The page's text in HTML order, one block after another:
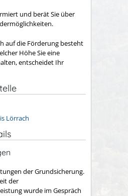
und berät Sie über
auf die Förderung besteht
Höhe Sie eine
entscheidet Ihr
Lörrach
der Grundsicherung.
der
wurde im Gespräch